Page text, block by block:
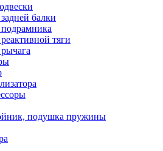
балки
тяги
подушка пружины